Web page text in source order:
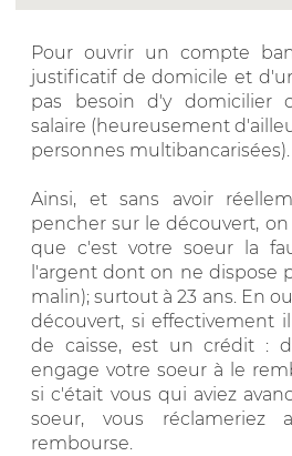
Pour ouvrir un compte
justificatif de domicile et
pas besoin d'y domicilier
salaire (heureusement
personnes multibancarisées).
Ainsi, et sans avoir
pencher sur le découvert,
que c'est votre soeur la
l'argent dont on ne dispose
malin); surtout à 23 ans. En
découvert, si effectivement
de caisse, est un crédit :
engage votre soeur à le
si c'était vous qui aviez
soeur, vous réclameriez
rembourse.